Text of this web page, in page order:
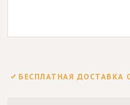
БЕСПЛАТНАЯ ДОСТАВКА